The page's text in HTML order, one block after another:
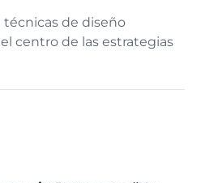
de diseño
centro de las estrategias